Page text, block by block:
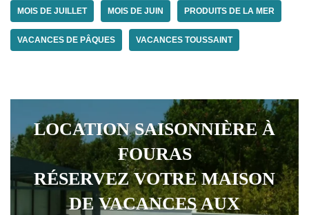
MOIS DE JUILLET MOIS DE JUIN PRODUITS DE LA MER
VACANCES DE PÂQUES VACANCES TOUSSAINT
LOCATION SAISONNIÈRE À
FOURAS
RÉSERVEZ VOTRE MAISON
DE VACANCES AUX